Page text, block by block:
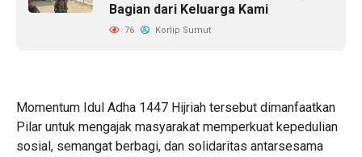
Bagian dari Keluarga Kami
76 Korlip Sumut
Momentum Idul Adha 1447 Hijriah tersebut dimanfaatkan
Pilar untuk mengajak masyarakat memperkuat kepedulian
sosial, semangat berbagi, dan solidaritas antarsesama